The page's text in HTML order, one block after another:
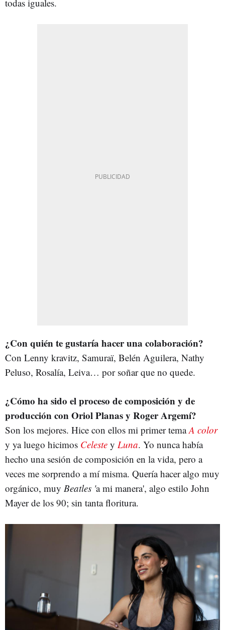
todas iguales.
¿Con quién te gustaría hacer una colaboración?
Con Lenny kravitz, Samuraï, Belén Aguilera, Nathy
Peluso, Rosalía, Leiva… por soñar que no quede.
¿Cómo ha sido el proceso de composición y de
producción conOriol Planas y Roger Argemí?
Son los mejores. Hice con ellos mi primer tema A color
y ya luego hicimos Celeste y Luna. Yo nunca había
hecho una sesión de composición en la vida, pero a
veces me sorprendo a mí misma. Quería hacer algo muy
orgánico, muy Beatles 'a mi manera', algo estilo John
Mayer de los 90; sin tanta floritura.